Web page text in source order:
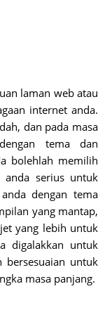
laman web atau
internet anda.
dan pada masa
tema dan
bolehlah memilih
anda serius untuk
dengan tema
yang mantap,
yang lebih untuk
digalakkan untuk
untuk
masa panjang.